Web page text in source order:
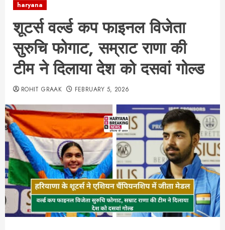
haryana
शूटर्स वर्ल्ड कप फाइनल विजेता
सुरुचि फोगाट, सम्राट राणा की
टीम ने दिलाया देश को दसवां गोल्ड
ROHIT GRAAK FEBRUARY 5, 2026